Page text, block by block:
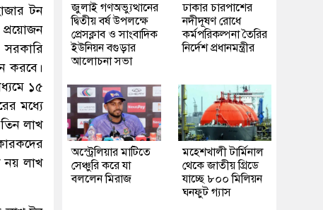
টন
প্রয়োজন
করবে।
১৫
মধ্যে
লাখ
নয় লাখ
জুলাই গণঅভ্যুত্থানের
দ্বিতীয় বর্ষ উপলক্ষে
প্রেসক্লাব ও সাংবাদিক
ইউনিয়ন বগুড়ার
আলোচনা সভা
ঢাকার চারপাশের
নদীদূষণ রোধে
কর্মপরিকল্পনা তৈরির
নির্দেশ প্রধানমন্ত্রীর
অস্ট্রেলিয়ার মাটিতে
সেঞ্চুরি করে যা
বললেন মিরাজ
মহেশখালী টার্মিনাল
থেকে জাতীয় গ্রিডে
যাচ্ছে ৮০০ মিলিয়ন
ঘনফুট গ্যাস